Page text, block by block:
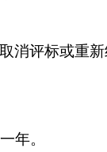
消评标或重
年。